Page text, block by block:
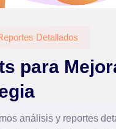
Detallados
para
análisis y reportes